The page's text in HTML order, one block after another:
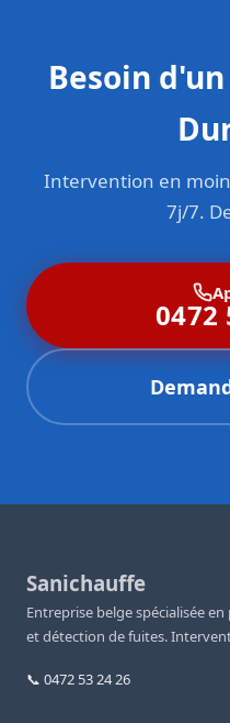
Besoin
Intervention en
7j/7.
0472
Sanichauffe
Entreprise belge spécialisée
et détection de fuites.
📞 0472 53 24 26